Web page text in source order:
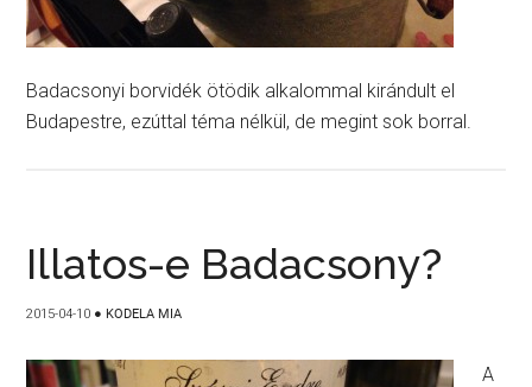
Badacsonyi borvidék ötödik alkalommal kirándult el
Budapestre, ezúttal téma nélkül, de megint sok borral.
Illatos-e Badacsony?
2015-04-10 ● KODELA MIA
A